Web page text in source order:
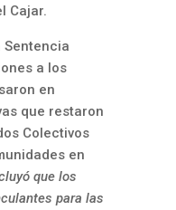
Cajar.
Sentencia
a los
en
que restaron
Colectivos
en
que los
para las